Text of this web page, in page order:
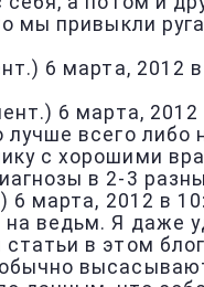
мы привыкли
) 6 марта, 2012 в
) 6 марта, 2012
всего либо
с хорошими
в 2-3
) 6 марта, 2012 в
на ведьм. Я даже
в этом